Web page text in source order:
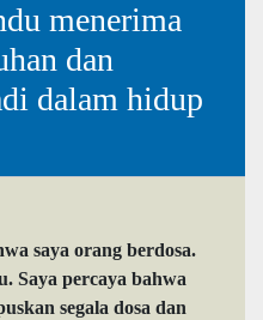
menerima
dan
dalam hidup
saya orang berdosa.
Saya percaya bahwa
segala dosa dan